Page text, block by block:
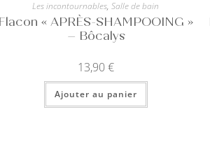
Les incontournables,Salle de bain
Flacon « APRÈS-SHAMPOOING »
– Bôcalys
13,90€
Ajouter au panier